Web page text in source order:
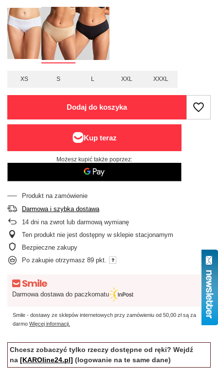
XS S L XXL XXXL
Dodaj do koszyka
Możesz kupić także poprzez:
Produkt na zamówienie
Darmowa i szybka dostawa
14 dni na zwrot lub darmową wymianę
Ten produkt nie jest dostępny w sklepie stacjonarnym
Bezpieczne zakupy
Po zakupie otrzymasz 89 pkt.
Darmowa dostawa do paczkomatu
Smile - dostawy ze sklepów internetowych przy zamówieniu od 50,00 złsą za
darmo Więcej informacji.
Chcesz zobaczyć tylko rzeczy dostępne od ręki? Wejdź
na [KAROline24.pl] (logowanie na te same dane)